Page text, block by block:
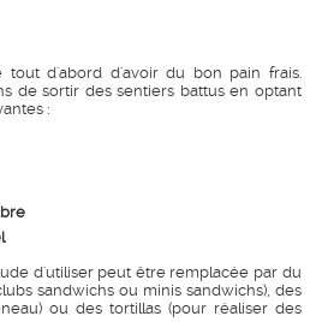
tout d'abord d'avoir du bon pain frais.
de sortir des sentiers battus en optant
:
d'utiliser peut être remplacée par du
sandwichs ou minis sandwichs), des
ou des tortillas (pour réaliser des